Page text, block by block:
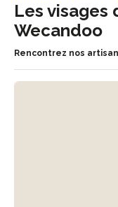
Les visages
Wecandoo
Rencontrez nos